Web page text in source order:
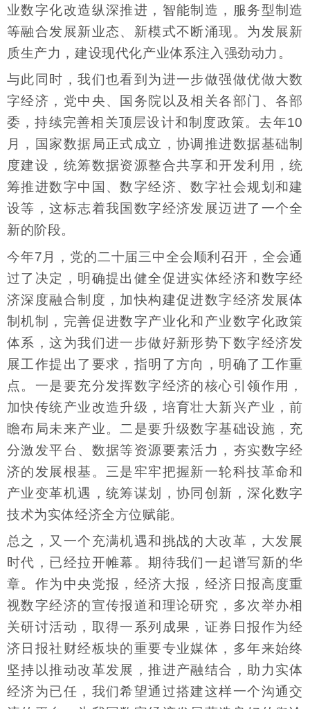
业数字化改造纵深推进，智能制造，服务型制造
等融合发展新业态、新模式不断涌现。为发展新
质生产力，建设现代化产业体系注入强劲动力。
与此同时，我们也看到为进一步做强做优做大数
字经济，党中央、国务院以及相关各部门、各部
委，持续完善相关顶层设计和制度政策。去年10
月，国家数据局正式成立，协调推进数据基础制
度建设，统筹数据资源整合共享和开发利用，统
筹推进数字中国、数字经济、数字社会规划和建
设等，这标志着我国数字经济发展迈进了一个全
新的阶段。
今年7月，党的二十届三中全会顺利召开，全会通
过了决定，明确提出健全促进实体经济和数字经
济深度融合制度，加快构建促进数字经济发展体
制机制，完善促进数字产业化和产业数字化政策
体系，这为我们进一步做好新形势下数字经济发
展工作提出了要求，指明了方向，明确了工作重
点。一是要充分发挥数字经济的核心引领作用，
加快传统产业改造升级，培育壮大新兴产业，前
瞻布局未来产业。二是要升级数字基础设施，充
分激发平台、数据等资源要素活力，夯实数字经
济的发展根基。三是牢牢把握新一轮科技革命和
产业变革机遇，统筹谋划，协同创新，深化数字
技术为实体经济全方位赋能。
总之，又一个充满机遇和挑战的大改革，大发展
时代，已经拉开帷幕。期待我们一起谱写新的华
章。作为中央党报，经济大报，经济日报高度重
视数字经济的宣传报道和理论研究，多次举办相
关研讨活动，取得一系列成果，证券日报作为经
济日报社财经板块的重要专业媒体，多年来始终
坚持以推动改革发展，推进产融结合，助力实体
经济为已任，我们希望通过搭建这样一个沟通交